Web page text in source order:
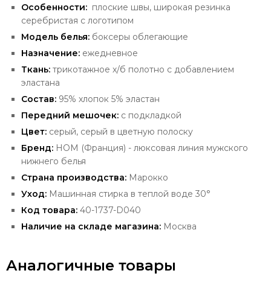
Особенности: плоские швы, широкая резинка
серебристая с логотипом
Модель белья: боксеры облегающие
Назначение: ежедневное
Ткань: трикотажное х/б полотно с добавлением
эластана
Состав: 95% хлопок 5% эластан
Передний мешочек: с подкладкой
Цвет: серый, серый в цветную полоску
Бренд: HOM (Франция) - люксовая линия мужского
нижнего белья
Страна производства: Марокко
Уход: Машинная стирка в теплой воде 30°
Код товара: 40-1737-D040
Наличие на складе магазина: Москва
Аналогичные товары